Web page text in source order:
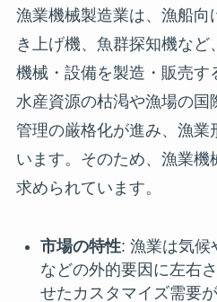
漁業機械製造業は、漁船向
き上げ機、魚群探知機など
機械・設備を製造・販売す
水産資源の枯渇や漁場の国
管理の厳格化が進み、漁業
います。そのため、漁業機
求められています。
市場の特性: 漁業は気候
などの外的要因に左右
せたカスタマイズ需要が